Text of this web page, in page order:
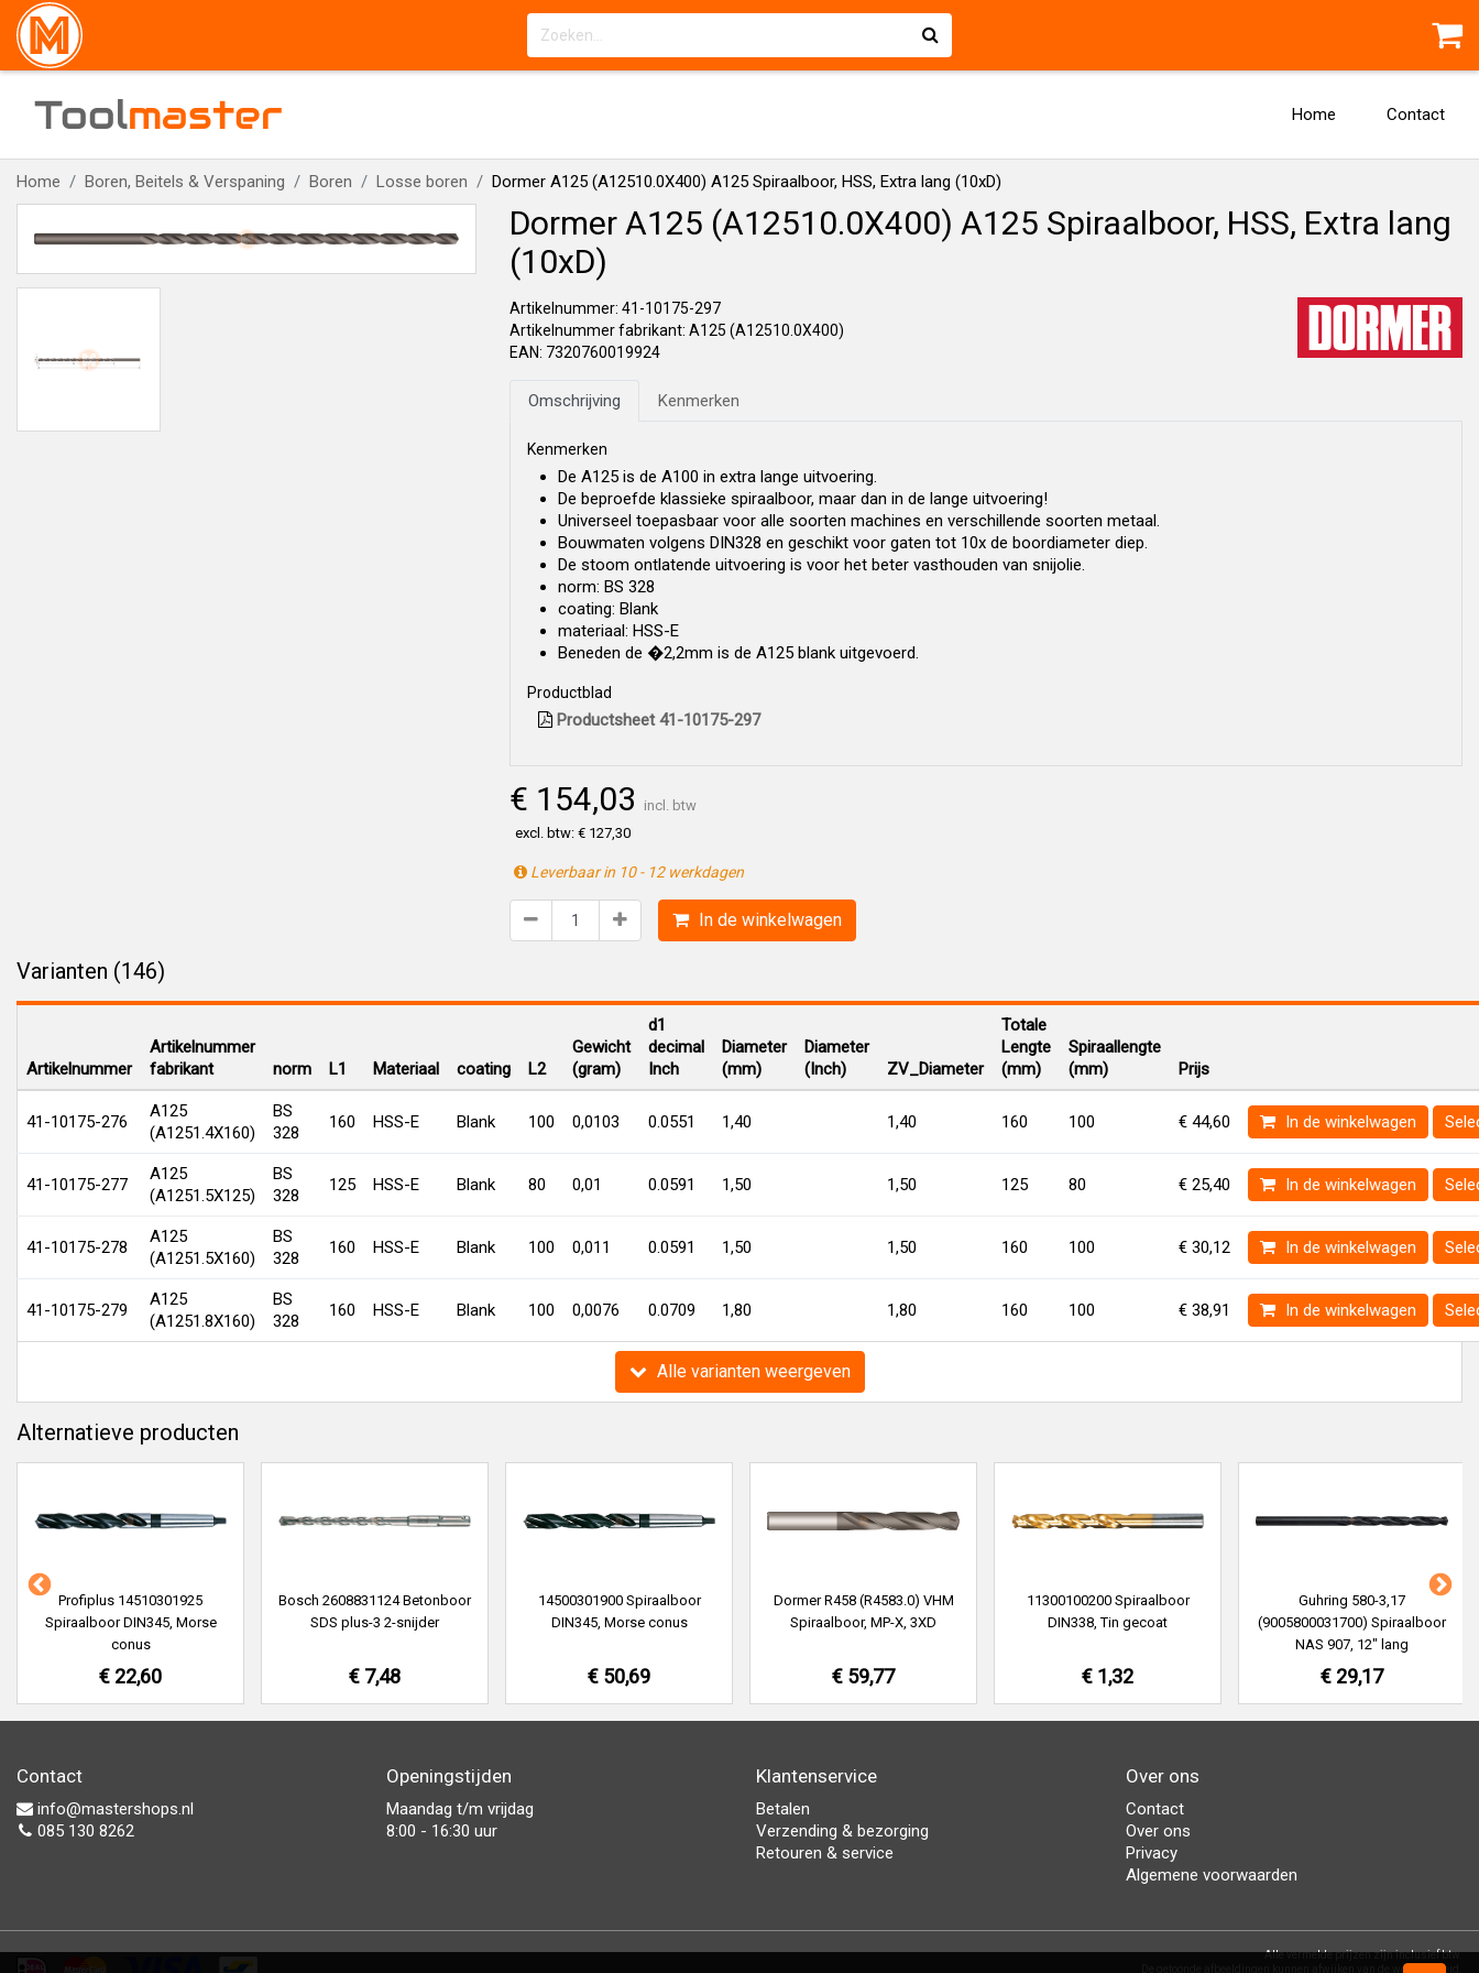
Toolmaster Home Contact
Home Boren, Beitels & Verspaning Boren Losse boren Dormer A125 (A12510.0X400) A125 Spiraalboor, HSS, Extra lang (10xD)
Dormer A125 (A12510.0X400) A125 Spiraalboor, HSS, Extra lang
(10xD)
Artikelnummer: 41-10175-297
Artikelnummer fabrikant: A125 (A12510.0X400)
EAN: 7320760019924
Omschrijving Kenmerken
Kenmerken
De A125 is de A100 in extra lange uitvoering.
De beproefde klassieke spiraalboor, maar dan in de lange uitvoering!
Universeel toepasbaar voor alle soorten machines en verschillende soorten metaal.
Bouwmaten volgens DIN328 en geschikt voor gaten tot 10x de boordiameter diep.
De stoom ontlatende uitvoering is voor het beter vasthouden van snijolie.
norm: BS 328
coating: Blank
materiaal: HSS-E
Beneden de �2,2mm is de A125 blank uitgevoerd.
Productblad
Productsheet 41-10175-297
€ 154,03
incl. btw
excl. btw: € 127,30
Leverbaar in 10 - 12 werkdagen
In de winkelwagen
Varianten (146)
Artikelnummer
Artikelnummer
fabrikant
norm L1 Materiaal coating L2
Gewicht
(gram)
d1
decimal
Inch
Diameter
(mm)
Diameter
(Inch)
ZV_Diameter
Totale
Lengte
(mm)
Spiraallengte
(mm)
Prijs
41-10175-276
A125
(A1251.4X160)
BS
328
160 HSS-E Blank 100 0,0103 0.0551 1,40 1,40 160 100 € 44,60 In de winkelwagen
41-10175-277
A125
(A1251.5X125)
BS
328
125 HSS-E Blank 80 0,01 0.0591 1,50 1,50 125 80 € 25,40 In de winkelwagen
41-10175-278
A125
(A1251.5X160)
BS
328
160 HSS-E Blank 100 0,011 0.0591 1,50 1,50 160 100 € 30,12 In de winkelwagen
41-10175-279
A125
(A1251.8X160)
BS
328
160 HSS-E Blank 100 0,0076 0.0709 1,80 1,80 160 100 € 38,91 In de winkelwagen
Alle varianten weergeven
Alternatieve producten
Profiplus 14510301925
Spiraalboor DIN345, Morse
conus
€ 22,60
Bosch 2608831124 Betonboor
SDS plus-3 2-snijder
€ 7,48
14500301900 Spiraalboor
DIN345, Morse conus
€ 50,69
Dormer R458 (R4583.0) VHM
Spiraalboor, MP-X, 3XD
€ 59,77
11300100200 Spiraalboor
DIN338, Tin gecoat
€ 1,32
Guhring 580-3,17
(9005800031700) Spiraalboor
NAS 907, 12" lang
€ 29,17
Contact
info@mastershops.nl
085 130 8262
Openingstijden
Maandag t/m vrijdag
8:00 - 16:30 uur
Klantenservice
Betalen
Verzending & bezorging
Retouren & service
Over ons
Contact
Over ons
Privacy
Algemene voorwaarden
Alle vermelde prijzen zijn inclusief btw.
De getoonde afbeeldingen kunnen afwijken van de werkelijkheid.